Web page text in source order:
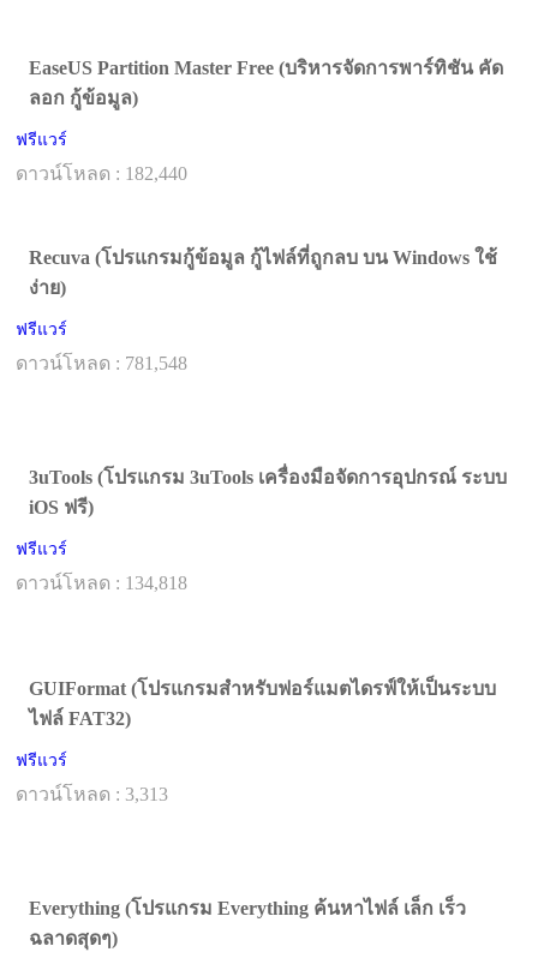
EaseUS Partition Master Free (บริหารจัดการพาร์ทิชัน คัด
ลอก กู้ข้อมูล)
ฟรีแวร์
ดาวน์โหลด : 182,440
Recuva (โปรแกรมกู้ข้อมูล กู้ไฟล์ที่ถูกลบ บน Windows ใช้
ง่าย)
ฟรีแวร์
ดาวน์โหลด : 781,548
3uTools (โปรแกรม 3uTools เครื่องมือจัดการอุปกรณ์ ระบบ
iOS ฟรี)
ฟรีแวร์
ดาวน์โหลด : 134,818
GUIFormat (โปรแกรมสำหรับฟอร์แมตไดรฟ์ให้เป็นระบบ
ไฟล์ FAT32)
ฟรีแวร์
ดาวน์โหลด : 3,313
Everything (โปรแกรม Everything ค้นหาไฟล์ เล็ก เร็ว
ฉลาดสุดๆ)